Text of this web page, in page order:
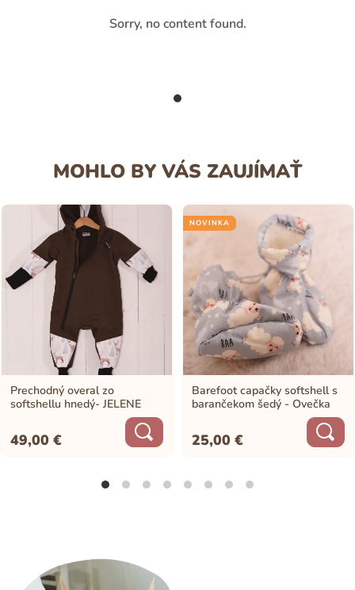
Sorry, no content found.
MOHLO BY VÁS ZAUJÍMAŤ
Prechodný overal zo
softshellu hnedý- JELENE
49,00€
NOVINKA
Barefoot capačky softshell s
barančekom šedý - Ovečka
25,00€